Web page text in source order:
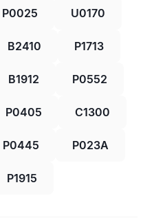
P0025 U0170
B2410 P1713
B1912 P0552
P0405 C1300
P0445 P023A
P1915